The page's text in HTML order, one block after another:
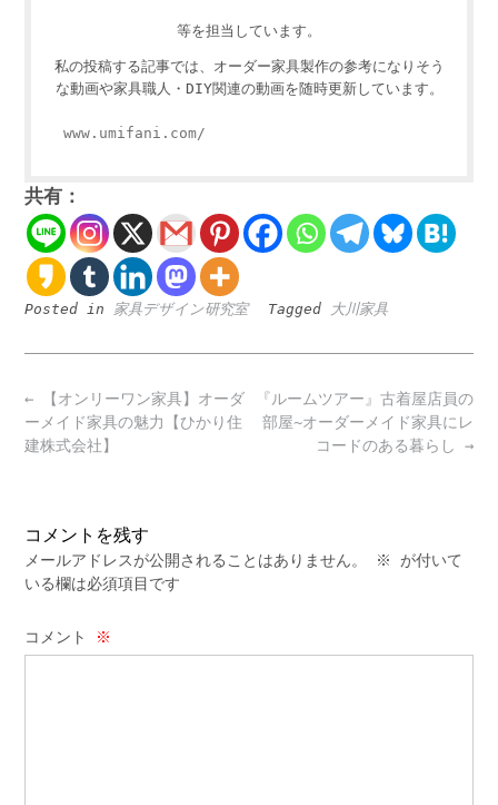
等を担当しています。
私の投稿する記事では、オーダー家具製作の参考になりそう
な動画や家具職人・DIY関連の動画を随時更新しています。
www.umifani.com/
共有：
Posted in 家具デザイン研究室 Tagged 大川家具
Post
navigation
『ルームツアー』古着屋店員の
部屋~オーダーメイド家具にレ
コードのある暮らし →
← 【オンリーワン家具】オーダ
ーメイド家具の魅力【ひかり住
建株式会社】
コメントを残す
メールアドレスが公開されることはありません。 ※
が付いて
いる欄は必須項目です
コメント ※